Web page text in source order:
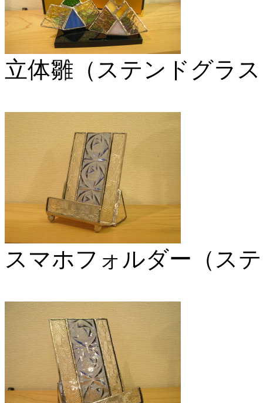
立体雛（ステンドグラ
スマホフォルダー（ス